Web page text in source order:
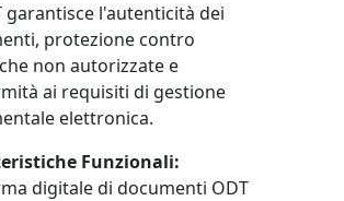
garantisce l'autenticità dei
protezione contro
non autorizzate e
ai requisiti di gestione
elettronica.
Funzionali:
digitale di documenti ODT